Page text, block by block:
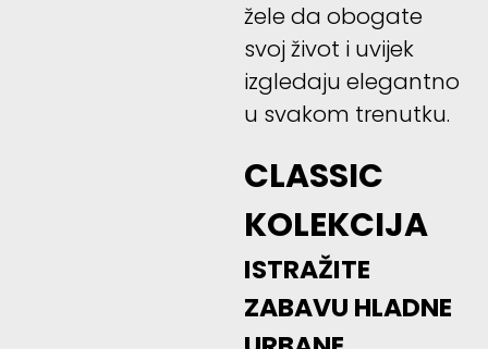
žele da obogate
svoj život i uvijek
izgledaju elegantno
u svakom trenutku.
CLASSIC
KOLEKCIJA
ISTRAŽITE
ZABAVU HLADNE